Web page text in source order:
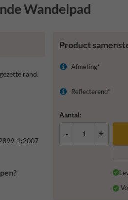
Wandelpad
Product
Afmeting*
Reflecterend*
Aantal:
- +
rand.
1:2007